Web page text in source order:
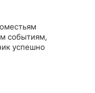
событиям,
успешно